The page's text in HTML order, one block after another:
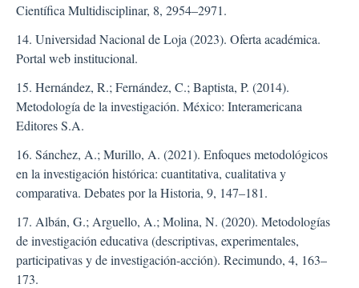
Científica Multidisciplinar, 8, 2954–2971.
14. Universidad Nacional de Loja (2023). Oferta académica.
Portal web institucional.
15. Hernández, R.; Fernández, C.; Baptista, P. (2014).
Metodología de la investigación. México: Interamericana
Editores S.A.
16. Sánchez, A.; Murillo, A. (2021). Enfoques metodológicos
en la investigación histórica: cuantitativa, cualitativa y
comparativa. Debates por la Historia, 9, 147–181.
17. Albán, G.; Arguello, A.; Molina, N. (2020). Metodologías
de investigación educativa (descriptivas, experimentales,
participativas y de investigación-acción). Recimundo, 4, 163–
173.